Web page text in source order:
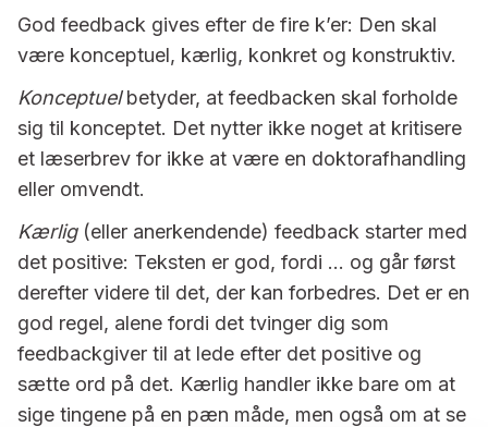
God feedback gives efter de fire k’er: Den skal
være konceptuel, kærlig, konkret og konstruktiv.
Konceptuelbetyder, at feedbacken skal forholde
sig til konceptet. Det nytter ikke noget at kritisere
et læserbrev for ikke at være en doktorafhandling
eller omvendt.
Kærlig(eller anerkendende) feedback starter med
det positive: Teksten er god, fordi … og går først
derefter videre til det, der kan forbedres. Det er en
god regel, alene fordi det tvinger dig som
feedbackgiver til at lede efter det positive og
sætte ord på det. Kærlig handler ikke bare om at
sige tingene på en pæn måde, men også om at se